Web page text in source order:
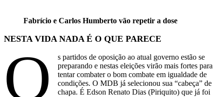
Fabrício e Carlos Humberto vão repetir a dose
NESTA VIDA NADA É O QUE PARECE
O
s partidos de oposição ao atual governo estão se
preparando e nestas eleições virão mais fortes para
tentar combater o bom combate em igualdade de
condições. O MDB já selecionou sua “cabeça” de
chapa. É Edson Renato Dias (Piriquito) que já foi